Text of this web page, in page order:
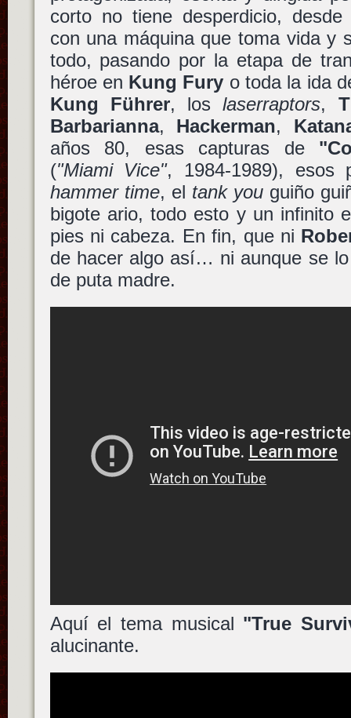
corto no tiene desperdicio,
con una máquina que toma vida y
todo, pasando por la etapa de
héroe en Kung Fury o toda la ida
Kung Führer, loslaserraptors,
Barbarianna, Hackerman,
años 80, esas capturas de
("Miami Vice", 1984-1989), esos
hammer time, el tank youguiño
bigote ario, todo esto y un infinito
pies ni cabeza. En fin, que ni
de hacer algo así… ni aunque se
de puta madre.
Aquí el tema musical "True
alucinante.